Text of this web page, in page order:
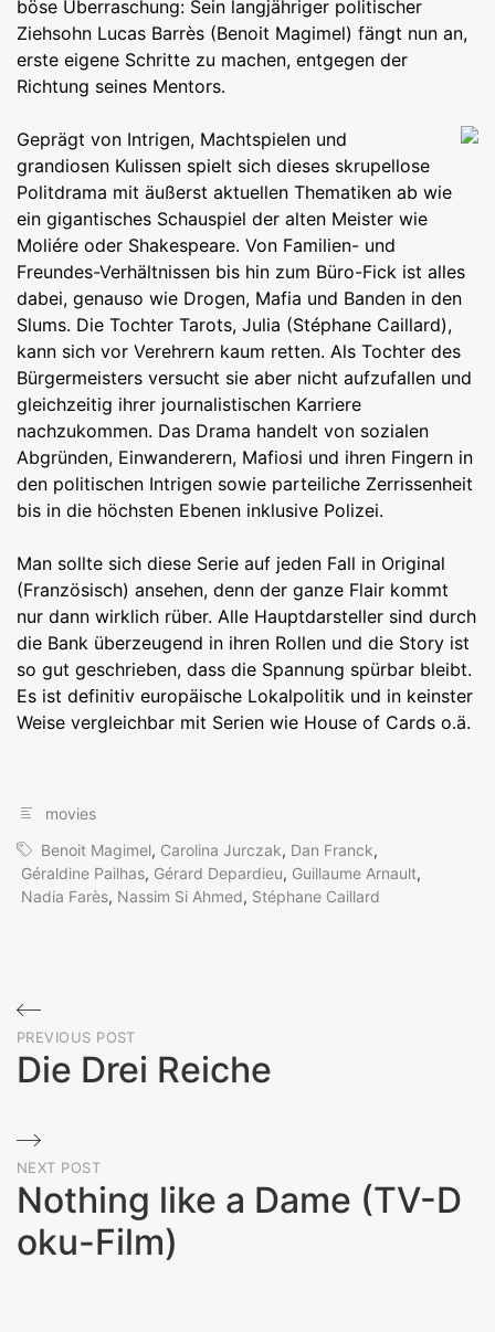
böse Überraschung: Sein langjähriger politischer
Ziehsohn Lucas Barrès (Benoit Magimel) fängt nun an,
erste eigene Schritte zu machen, entgegen der
Richtung seines Mentors.
Geprägt von Intrigen, Machtspielen und
grandiosen Kulissen spielt sich dieses skrupellose
Politdrama mit äußerst aktuellen Thematiken ab wie
ein gigantisches Schauspiel der alten Meister wie
Moliére oder Shakespeare. Von Familien- und
Freundes-Verhältnissen bis hin zum Büro-Fick ist alles
dabei, genauso wie Drogen, Mafia und Banden in den
Slums. Die Tochter Tarots, Julia (Stéphane Caillard),
kann sich vor Verehrern kaum retten. Als Tochter des
Bürgermeisters versucht sie aber nicht aufzufallen und
gleichzeitig ihrer journalistischen Karriere
nachzukommen. Das Drama handelt von sozialen
Abgründen, Einwanderern, Mafiosi und ihren Fingern in
den politischen Intrigen sowie parteiliche Zerrissenheit
bis in die höchsten Ebenen inklusive Polizei.
Man sollte sich diese Serie auf jeden Fall in Original
(Französisch) ansehen, denn der ganze Flair kommt
nur dann wirklich rüber. Alle Hauptdarsteller sind durch
die Bank überzeugend in ihren Rollen und die Story ist
so gut geschrieben, dass die Spannung spürbar bleibt.
Es ist definitiv europäische Lokalpolitik und in keinster
Weise vergleichbar mit Serien wie House of Cards o.ä.
movies
Benoit Magimel, Carolina Jurczak, Dan Franck,
Géraldine Pailhas, Gérard Depardieu, Guillaume Arnault,
Nadia Farès, Nassim Si Ahmed, Stéphane Caillard
Beitragsnavigation
PREVIOUS POST
Die Drei Reiche
Post
NEXT POST
Nothing like a Dame (TV-D
oku-Film)